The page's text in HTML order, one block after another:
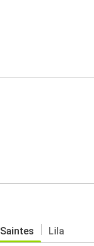
Saintes Lila